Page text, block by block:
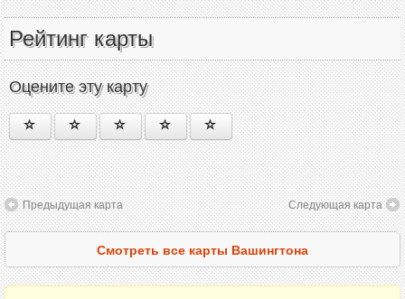
Рейтинг карты
Оцените эту карту
Предыдущая карта Следующая карта
Смотреть все карты Вашингтона